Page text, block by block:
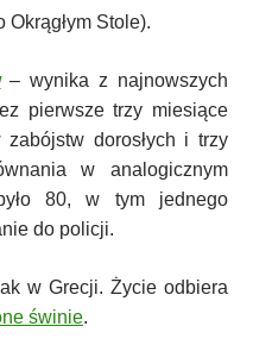
Okrągłym Stole).
– wynika z najnowszych
pierwsze trzy miesiące
dorosłych i trzy
w analogicznym
80, w tym jednego
do policji.
w Grecji. Życie odbiera
świnie.